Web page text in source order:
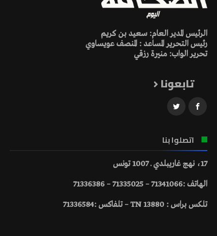
الرئيس المدير العام: سعيد بن كريم
رئيس التحرير المساعد : المنصف عويساوي
تحرير الواب: منيرة رزقي
تابعونا
اتصلوا بنا
17، نهج غاريبلدي ـ 1007 تونس
الهاتف :71341066 – 71335025 – 71336386
تلكس براس : 13880 TN – تلفاكس :71336584